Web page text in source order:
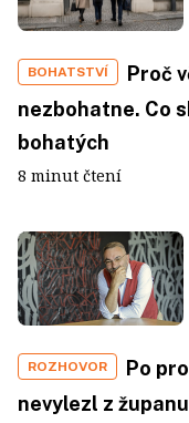
BOHATSTVÍ
Proč
nezbohatne. Co
bohatých
8 minut čtení
ROZHOVOR
Po
nevylezl z